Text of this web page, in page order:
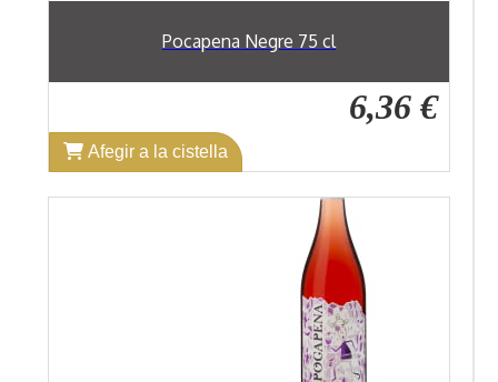
Pocapena Negre 75 cl
6,36 €
Afegir a la cistella